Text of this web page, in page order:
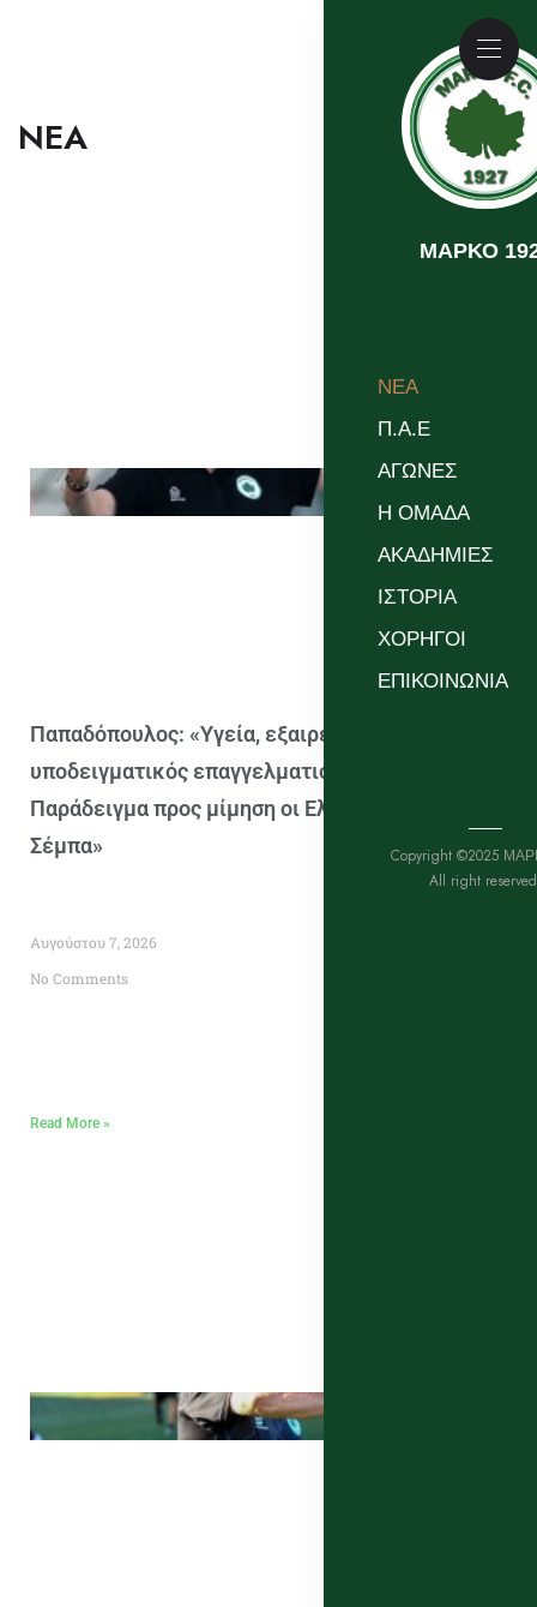
MAΡΚΟ
NEA
Π.Α.Ε
ΑΓΩΝΕΣ
Η ΟΜΑΔΑ
ΑΚΑΔΗΜΙΕΣ
ΙΣΤΟΡΙΑ
ΧΟΡΗΓΟΙ
ΕΠΙΚΟΙΝΩΝΙΑ
Copyright ©2025
All right
NEA
Παπαδόπουλος: «Υγεία, εξαιρετικό κλίμα και
υποδειγματικός επαγγελματισμός –
Παράδειγμα προς μίμηση οι Ελ Αραμπί και
Σέμπα»
Αυγούστου 7, 2026
No Comments
Read More »